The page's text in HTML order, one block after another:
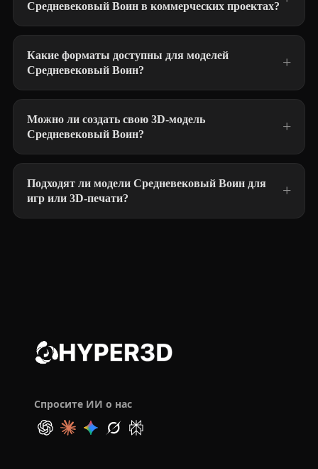
Средневековый Воин в коммерческих проектах?
Какие форматы доступны для моделей
Средневековый Воин?
Можно ли создать свою 3D-модель
Средневековый Воин?
Подходят ли модели Средневековый Воин для
игр или 3D-печати?
Спросите ИИ о нас